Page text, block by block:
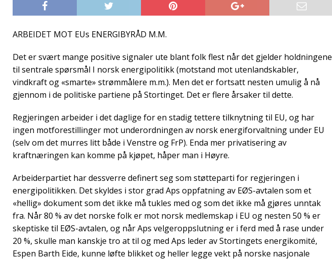
ARBEIDET MOT EUs ENERGIBYRÅD M.M.
Det er svært mange positive signaler ute blant folk flest når det gjelder holdningene
til sentrale spørsmål I norsk energipolitikk (motstand mot utenlandskabler,
vindkraft og «smarte» strømmålere m.m.). Men det er fortsatt nesten umulig å nå
gjennom i de politiske partiene på Stortinget. Det er flere årsaker til dette.
Regjeringen arbeider i det daglige for en stadig tettere tilknytning til EU, og har
ingen motforestillinger mot underordningen av norsk energiforvaltning under EU
(selv om det murres litt både i Venstre og FrP). Enda mer privatisering av
kraftnæringen kan komme på kjøpet, håper man i Høyre.
Arbeiderpartiet har dessverre definert seg som støtteparti for regjeringen i
energipolitikken. Det skyldes i stor grad Aps oppfatning av EØS-avtalen som et
«hellig» dokument som det ikke må tukles med og som det ikke må gjøres unntak
fra. Når 80 % av det norske folk er mot norsk medlemskap i EU og nesten 50 % er
skeptiske til EØS-avtalen, og når Aps velgeroppslutning er i ferd med å rase under
20 %, skulle man kanskje tro at til og med Aps leder av Stortingets energikomité,
Espen Barth Eide, kunne løfte blikket og heller legge vekt på norske nasjonale